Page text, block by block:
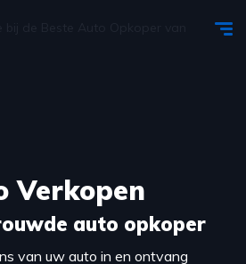
Verkopen
auto opkoper
van uw auto in en ontvang